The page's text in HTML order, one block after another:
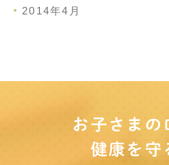
2014年4月
お子さまの
健康を守